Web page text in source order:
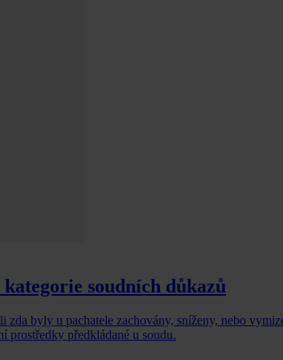
soudních důkazů
zda byly u pachatele zachovány, sníženy, nebo
prostředky předkládané u soudu.